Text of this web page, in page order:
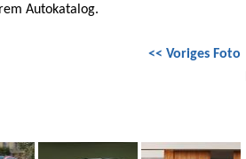
Autokatalog.
<< Voriges Foto